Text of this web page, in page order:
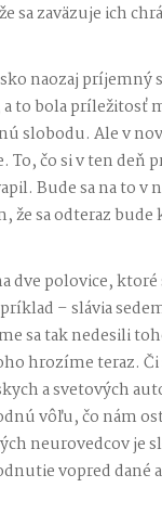
sa zaväzuje ich
naozaj
to bola príležitosť
slobodu. Ale v
To, čo si v ten
Bude sa na to
že sa odteraz
dve polovice,
– slávia
sa tak nedesili
hrozíme teraz.
a svetových
vôľu, čo nám
neurovedcov je
vopred